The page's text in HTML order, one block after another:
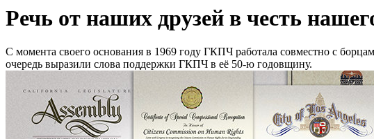
Речь от наших друзей в честь
С момента своего основания в 1969 году ГКПЧ работала совместно с
очередь выразили слова поддержки ГКПЧ в её 50-ю годовщину.